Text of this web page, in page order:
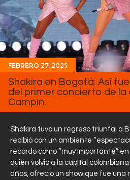
Programas
Noticias
Equipo
Sobre Nosotros
Contactos
FEBRERO 27, 2025
Shakira en Bogotá: Así
del primer concierto de la
Campín.
Shakira tuvo un regreso triunfal a
recibió con un ambiente
recordó como “muy importante”
quien volvió a la capital
años, ofreció un show que fue una